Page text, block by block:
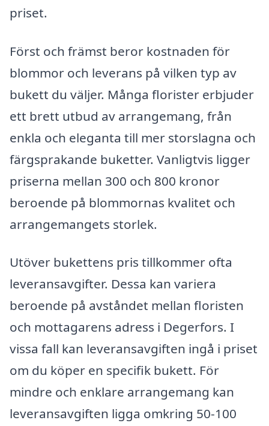
priset.
Först och främst beror kostnaden för
blommor och leverans på vilken typ av
bukett du väljer. Många florister erbjuder
ett brett utbud av arrangemang, från
enkla och eleganta till mer storslagna och
färgsprakande buketter. Vanligtvis ligger
priserna mellan 300 och 800 kronor
beroende på blommornas kvalitet och
arrangemangets storlek.
Utöver bukettens pris tillkommer ofta
leveransavgifter. Dessa kan variera
beroende på avståndet mellan floristen
och mottagarens adress i Degerfors. I
vissa fall kan leveransavgiften ingå i priset
om du köper en specifik bukett. För
mindre och enklare arrangemang kan
leveransavgiften ligga omkring 50-100